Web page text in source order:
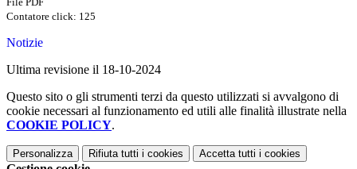
Contatore click: 125
Notizie
Ultima revisione il 18-10-2024
Questo sito o gli strumenti terzi da questo utilizzati si avvalgono di
cookie necessari al funzionamento ed utili alle finalità illustrate nella
COOKIE POLICY.
Personalizza Rifiuta tutti i cookies Accetta tutti i cookies